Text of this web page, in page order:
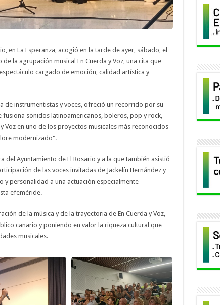
en La Esperanza, acogió en la tarde de ayer, sábado, el
la agrupación musical En Cuerda y Voz, una cita que
cargado de emoción, calidad artística y
de instrumentistas y voces, ofreció un recorrido por su
sonidos latinoamericanos, boleros, pop y rock,
Voz en uno de los proyectos musicales más reconocidos
modernizado".
del Ayuntamiento de El Rosario y a la que también asistió
de las voces invitadas de Jackelín Hernández y
personalidad a una actuación especialmente
efeméride.
de la música y de la trayectoria de En Cuerda y Voz,
canario y poniendo en valor la riqueza cultural que
musicales.